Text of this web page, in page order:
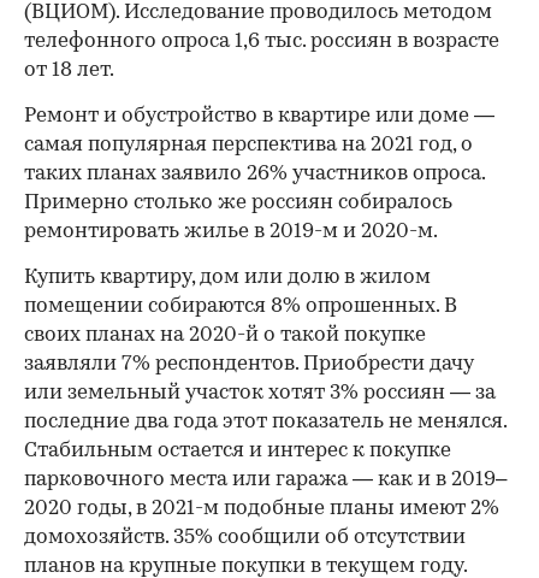
(ВЦИОМ). Исследование проводилось методом
телефонного опроса 1,6 тыс. россиян в возрасте
от 18 лет.
Ремонт и обустройство в квартире или доме —
самая популярная перспектива на 2021 год, о
таких планах заявило 26% участников опроса.
Примерно столько же россиян собиралось
ремонтировать жилье в 2019-м и 2020-м.
Купить квартиру, дом или долю в жилом
помещении собираются 8% опрошенных. В
своих планах на 2020-й о такой покупке
заявляли 7% респондентов. Приобрести дачу
или земельный участок хотят 3% россиян — за
последние два года этот показатель не менялся.
Стабильным остается и интерес к покупке
парковочного места или гаража — как и в 2019–
2020 годы, в 2021-м подобные планы имеют 2%
домохозяйств. 35% сообщили об отсутствии
планов на крупные покупки в текущем году.